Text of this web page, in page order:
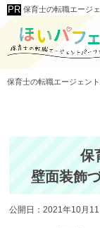
保育士の転職エージ
保育士の転職エージェン
保
壁面装飾
公開日：2021年10月11